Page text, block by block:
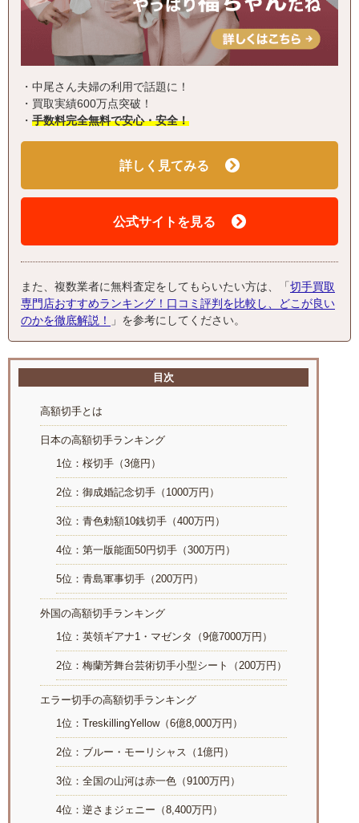
・中尾さん夫婦の利用で話題に！
・買取実績600万点突破！
・ 手数料完全無料で安心・安全！
詳しく見てみる
公式サイトを見る
また、複数業者に無料査定をしてもらいたい方は、「切手買取
専門店おすすめランキング！口コミ評判を比較し、どこが良い
のかを徹底解説！
」を参考にしてください。
目次
高額切手とは
日本の高額切手ランキング
1位：桜切手（3億円）
2位：御成婚記念切手（1000万円）
3位：青色勅額10銭切手（400万円）
4位：第一版能面50円切手（300万円）
5位：青島軍事切手（200万円）
外国の高額切手ランキング
1位：英領ギアナ1・マゼンタ（9億7000万円）
2位：梅蘭芳舞台芸術切手小型シート（200万円）
エラー切手の高額切手ランキング
1位：TreskillingYellow（6億8,000万円）
2位：ブルー・モーリシャス（1億円）
3位：全国の山河は赤一色（9100万円）
4位：逆さまジェニー（8,400万円）